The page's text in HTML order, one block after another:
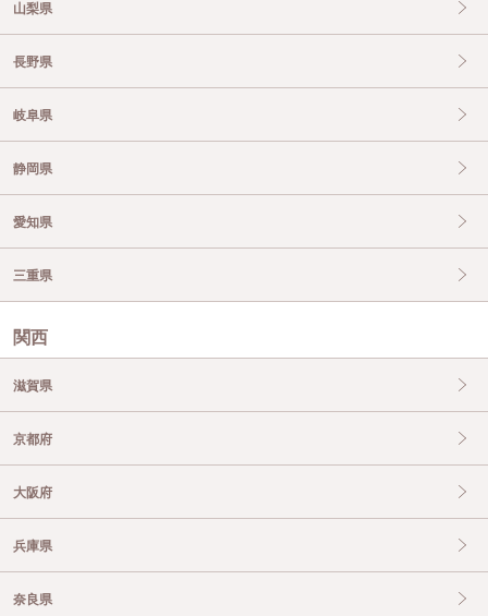
山梨県
長野県
岐阜県
静岡県
愛知県
三重県
関西
滋賀県
京都府
大阪府
兵庫県
奈良県